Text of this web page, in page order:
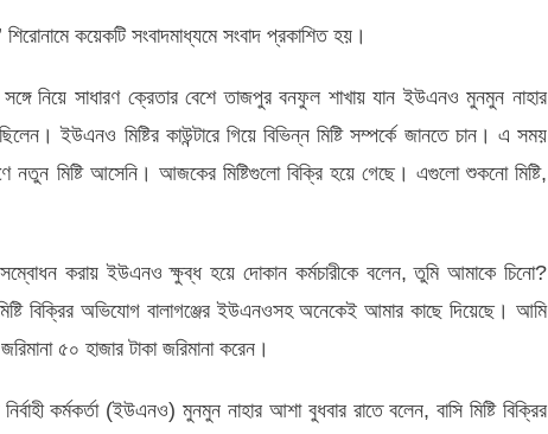
কয়েকটি সংবাদমাধ্যমে সংবাদ প্রকাশিত হয়।
নিয়ে সাধারণ ক্রেতার বেশে তাজপুর বনফুল শাখায় যান ইউএনও মুনমুন নাহার
ইউএনও মিষ্টির কাউন্টারে গিয়ে বিভিন্ন মিষ্টি সম্পর্কে জানতে চান। এ সময়
নতুন মিষ্টি আসেনি। আজকের মিষ্টিগুলো বিক্রি হয়ে গেছে। এগুলো শুকনো মিষ্টি,
করায় ইউএনও ক্ষুব্ধ হয়ে দোকান কর্মচারীকে বলেন, তুমি আমাকে চিনো?
বিক্রির অভিযোগ বালাগঞ্জের ইউএনওসহ অনেকেই আমার কাছে দিয়েছে। আমি
৫০ হাজার টাকা জরিমানা করেন।
কর্মকর্তা (ইউএনও) মুনমুন নাহার আশা বুধবার রাতে বলেন, বাসি মিষ্টি বিক্রির